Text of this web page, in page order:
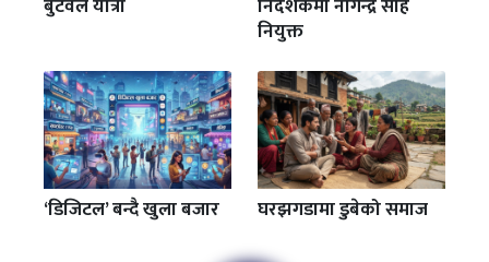
बुटवल यात्रा
निर्देशकमा नागेन्द्र साह
नियुक्त
‘डिजिटल’ बन्दै खुला बजार घरझगडामा डुबेको समाज